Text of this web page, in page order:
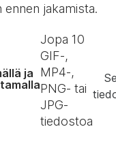
jakamista.
ja
Jopa 10
GIF‑,
MP4‑,
PNG‑ tai
JPG-
tiedostoa